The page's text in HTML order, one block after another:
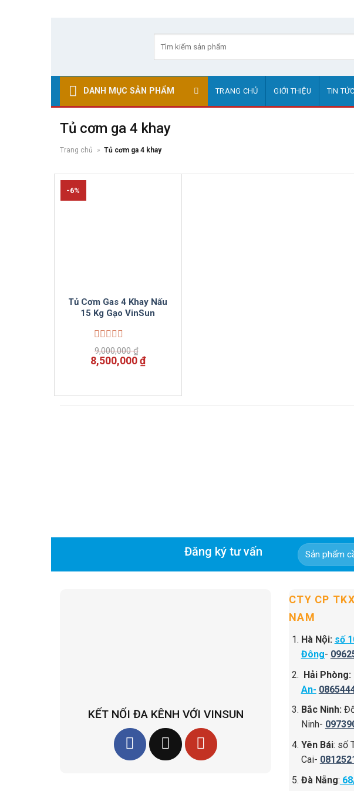
kiếm:
DANH MỤC SẢN PHẨM TRANG CHỦ GIỚI THIỆU TIN TỨC
Tủ cơm ga 4 khay
Trang chủ » Tủ cơm ga 4 khay
-6%
Tủ Cơm Gas 4 Khay Nấu
15 Kg Gạo VinSun
Được
xếp
hạng
sao
9,000,000₫
Giá
gốc
8,500,000₫Giá
hiện
Đăng ký tư vấn
KẾT NỐI ĐA KÊNH VỚI VINSUN
CTY CP
NAM
Hà Nội: số
Đông-
Hải Phòng:
An-
Bắc Ninh:
Ninh-
Yên Bái: số
Cai-
Đà Nẵng: